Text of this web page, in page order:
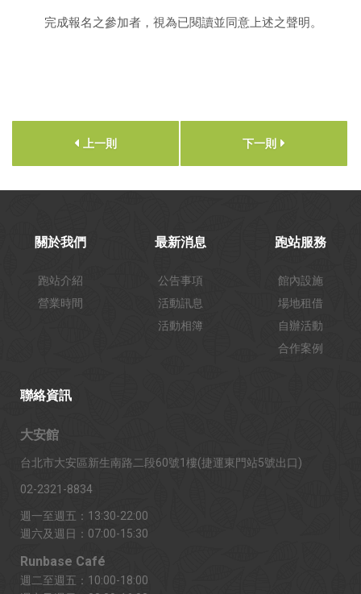
完成報名之參加者，視為已閱讀並同意上述之聲明。
上一則 下一則
關於我們
跑站介紹
營業時間
最新消息
公告事項
活動訊息
活動相簿
跑站服務
館內設施
場地租借
自辦活動
合作案例
聯絡資訊
大安館
台北市大安區新生南路二段60號1樓(捷運東門站5號出口)
02-2321-8834
週一至週五：13:30-22:00
週六及週日：07:00-15:30
Runbase Café
週二至週五：10:00-18:00